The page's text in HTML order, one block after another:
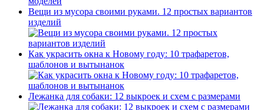
Вещи из мусора своими руками. 12 простых вариантов
изделий
Как украсить окна к Новому году: 10 трафаретов,
шаблонов и вытынанок
Лежанка для собаки: 12 выкроек и схем с размерами